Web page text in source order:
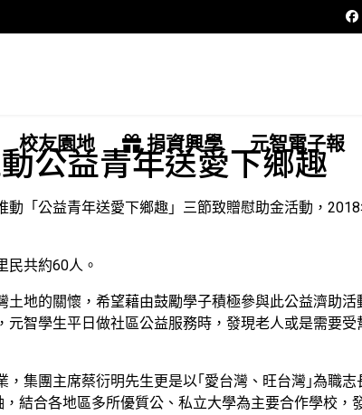
校友園地 捐資興學 元智電子報
公益青年送愛下鄉趣
「公益青年送愛下鄉趣」三節致贈慰助金活動，
民共約60人。
地的關懷，希望藉由鼓勵學子積極參與此公益濟助
智學生平日做社區公益服務時，發現老人或是需要受
集團主席蔡衍明先生更是以｢愛台灣、旺台灣｣為職志
結合各地區多所優質公、私立大學為主要合作學校，